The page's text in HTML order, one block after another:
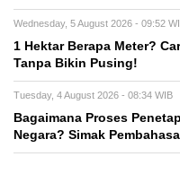
Wednesday, 5 August 2026 - 09:52
1 Hektar Berapa Meter?
Tanpa Bikin Pusing!
Tuesday, 4 August 2026 - 08:34 WIB
Bagaimana Proses
Negara? Simak